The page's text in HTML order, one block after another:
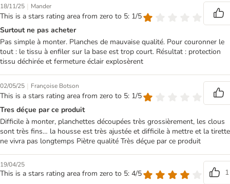
18/11/25 | Mander
This is a stars rating area from zero to 5: 1/5
Surtout ne pas acheter
Pas simple à monter. Planches de mauvaise qualité. Pour couronner le
tout : le tissu à enfiler sur la base est trop court. Résultat : protection
tissu déchirée et fermeture éclair explosèrent
02/05/25 | Françoise Botson
This is a stars rating area from zero to 5: 1/5
Tres déçue par ce produit
Difficile à monter, planchettes découpées très grossièrement, les clous
sont très fins… la housse est très ajustée et difficile à mettre et la tirette
ne vivra pas longtemps Piètre qualité Très déçue par ce produit
19/04/25
This is a stars rating area from zero to 5: 4/5
1